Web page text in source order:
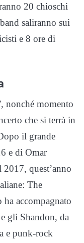
20 chioschi
saliranno sui
e 8 ore di
nonché momento
che si terrà in
il grande
e di Omar
quest’anno
The
ha accompagnato
gli Shandon, da
e punk-rock